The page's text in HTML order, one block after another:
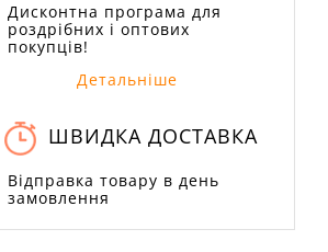
Дисконтна програма для
роздрібних і оптових
покупців!
Детальніше
ШВИДКА ДОСТАВКА
Відправка товару в день
замовлення